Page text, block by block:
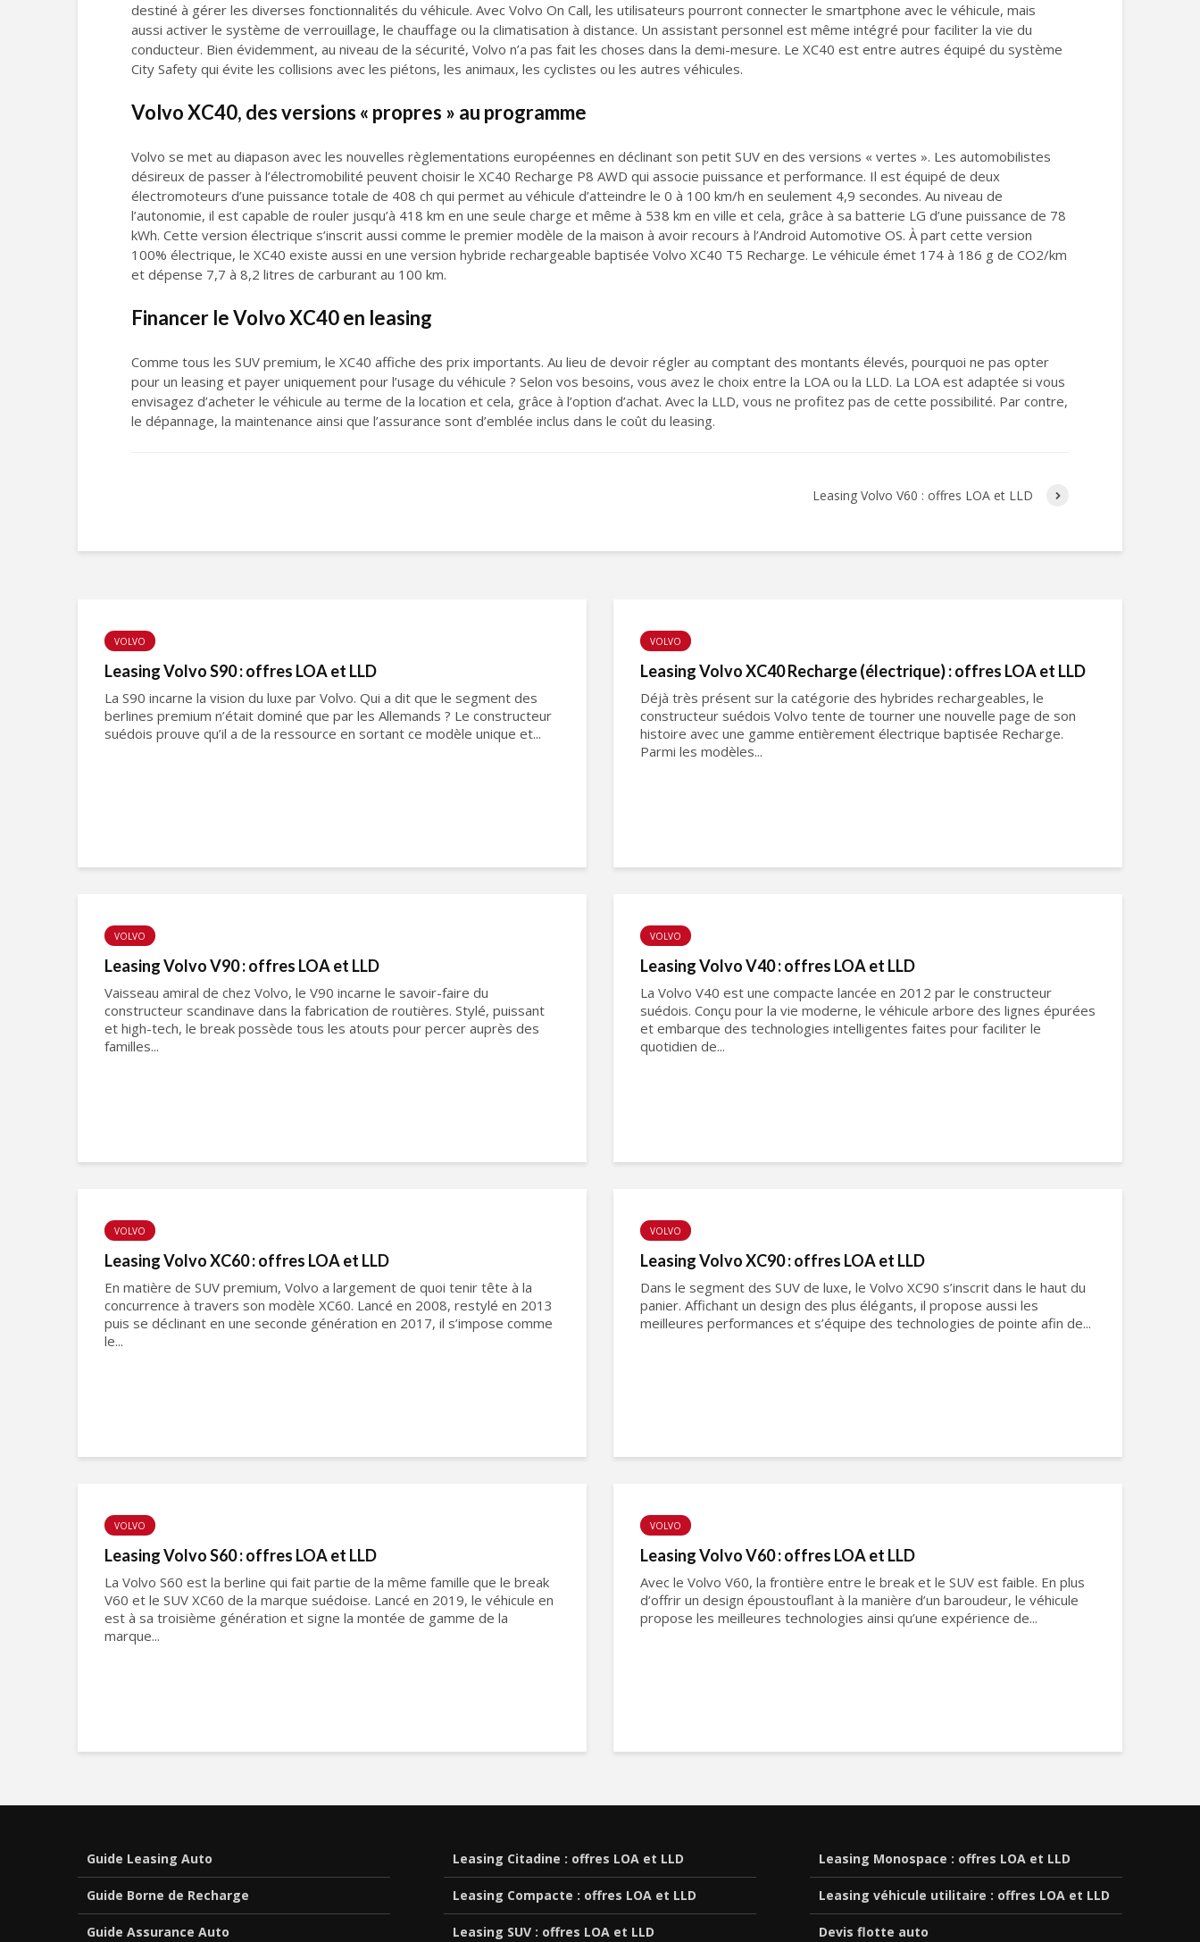
destiné à gérer les diverses fonctionnalités du véhicule. Avec Volvo On Call, les utilisateurs pourront connecter le smartphone avec le véhicule, mais
aussi activer le système de verrouillage, le chauffage ou la climatisation à distance. Un assistant personnel est même intégré pour faciliter la vie du
conducteur. Bien évidemment, au niveau de la sécurité, Volvo n’a pas fait les choses dans la demi-mesure. Le XC40 est entre autres équipé du système
City Safety qui évite les collisions avec les piétons, les animaux, les cyclistes ou les autres véhicules.
Volvo XC40, des versions « propres » au programme
Volvo se met au diapason avec les nouvelles règlementations européennes en déclinant son petit SUV en des versions « vertes ». Les automobilistes
désireux de passer à l’électromobilité peuvent choisir le XC40 Recharge P8 AWD qui associe puissance et performance. Il est équipé de deux
électromoteurs d’une puissance totale de 408 ch qui permet au véhicule d’atteindre le 0 à 100 km/h en seulement 4,9 secondes. Au niveau de
l’autonomie, il est capable de rouler jusqu’à 418 km en une seule charge et même à 538 km en ville et cela, grâce à sa batterie LG d’une puissance de 78
kWh. Cette version électrique s’inscrit aussi comme le premier modèle de la maison à avoir recours à l’Android Automotive OS. À part cette version
100% électrique, le XC40 existe aussi en une version hybride rechargeable baptisée Volvo XC40 T5 Recharge. Le véhicule émet 174 à 186 g de CO2/km
et dépense 7,7 à 8,2 litres de carburant au 100 km.
Financer le Volvo XC40 en leasing
Comme tous les SUV premium, le XC40 affiche des prix importants. Au lieu de devoir régler au comptant des montants élevés, pourquoi ne pas opter
pour un leasing et payer uniquement pour l’usage du véhicule ? Selon vos besoins, vous avez le choix entre la LOA ou la LLD. La LOA est adaptée si vous
envisagez d’acheter le véhicule au terme de la location et cela, grâce à l’option d’achat. Avec la LLD, vous ne profitez pas de cette possibilité. Par contre,
le dépannage, la maintenance ainsi que l’assurance sont d’emblée inclus dans le coût du leasing.
Leasing Volvo V60 : offres LOA et LLD
VOLVO
Leasing Volvo S90 : offres LOA et LLD
La S90 incarne la vision du luxe par Volvo. Qui a dit que le segment des
berlines premium n’était dominé que par les Allemands ? Le constructeur
suédois prouve qu’il a de la ressource en sortant ce modèle unique et...
VOLVO
Leasing Volvo XC40 Recharge (électrique) : offres LOA et LLD
Déjà très présent sur la catégorie des hybrides rechargeables, le
constructeur suédois Volvo tente de tourner une nouvelle page de son
histoire avec une gamme entièrement électrique baptisée Recharge.
Parmi les modèles...
VOLVO
Leasing Volvo V90 : offres LOA et LLD
Vaisseau amiral de chez Volvo, le V90 incarne le savoir-faire du
constructeur scandinave dans la fabrication de routières. Stylé, puissant
et high-tech, le break possède tous les atouts pour percer auprès des
familles...
VOLVO
Leasing Volvo V40 : offres LOA et LLD
La Volvo V40 est une compacte lancée en 2012 par le constructeur
suédois. Conçu pour la vie moderne, le véhicule arbore des lignes épurées
et embarque des technologies intelligentes faites pour faciliter le
quotidien de...
VOLVO
Leasing Volvo XC60 : offres LOA et LLD
En matière de SUV premium, Volvo a largement de quoi tenir tête à la
concurrence à travers son modèle XC60. Lancé en 2008, restylé en 2013
puis se déclinant en une seconde génération en 2017, il s’impose comme
le...
VOLVO
Leasing Volvo XC90 : offres LOA et LLD
Dans le segment des SUV de luxe, le Volvo XC90 s’inscrit dans le haut du
panier. Affichant un design des plus élégants, il propose aussi les
meilleures performances et s’équipe des technologies de pointe afin de...
VOLVO
Leasing Volvo S60 : offres LOA et LLD
La Volvo S60 est la berline qui fait partie de la même famille que le break
V60 et le SUV XC60 de la marque suédoise. Lancé en 2019, le véhicule en
est à sa troisième génération et signe la montée de gamme de la
marque...
VOLVO
Leasing Volvo V60 : offres LOA et LLD
Avec le Volvo V60, la frontière entre le break et le SUV est faible. En plus
d’offrir un design époustouflant à la manière d’un baroudeur, le véhicule
propose les meilleures technologies ainsi qu’une expérience de...
Guide Leasing Auto
Guide Borne de Recharge
Guide Assurance Auto
Leasing Citadine : offres LOA et LLD
Leasing Compacte : offres LOA et LLD
Leasing SUV : offres LOA et LLD
Leasing Monospace : offres LOA et LLD
Leasing véhicule utilitaire : offres LOA et LLD
Devis flotte auto